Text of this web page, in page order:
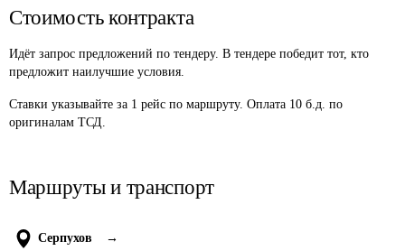
Стоимость контракта
Идёт запрос предложений по тендеру. В тендере победит тот, кто
предложит наилучшие условия.
Ставки указывайте за 1 рейс по маршруту. Оплата 10 б.д. по
оригиналам ТСД.
Маршруты и транспорт
Серпухов →